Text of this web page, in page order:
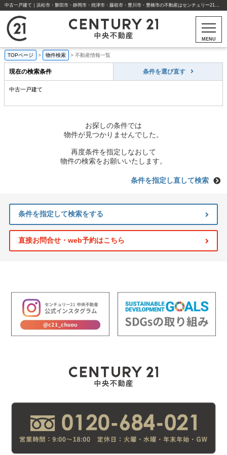
中古一戸建て｜浜松市・磐田市・静岡市・焼津市・藤枝市・豊川市・豊橋市の不動産はセンチュリー21中央不動産
MENU
TOPページ > 物件検索 > 不動産情報一覧
現在の検索条件 条件を選び直す
中古一戸建て
お探しの条件では
物件が見つかりませんでした。
再度条件を指定しなおして
物件の検索をお願いいたします。
条件を指定し直して検索
条件を指定して検索をする
直接お問合せ・web予約はこちら